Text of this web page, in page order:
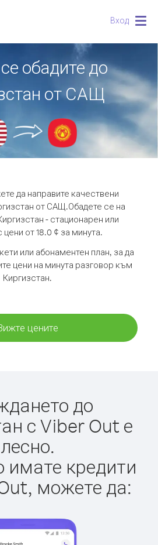
Вход
обадите до
от САЩ
да направите качествени
от САЩ.Обадете се на
- стационарен или
от 18.0 ¢ за минута.
или абонаментен план, за да
цени на минута разговор към
Киргизстан.
цените
до
с Viber Out е
лесно.
имате кредити
можете да: